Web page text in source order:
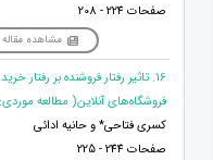
صفحات 224 - 208
مشاهده مقاله
16. تاثیر رفتار فروشنده بر
فروشگاه‌های آنلاین( مطالعه
کسری فتاحی* و حانیه ادائی
صفحات 244 - 225